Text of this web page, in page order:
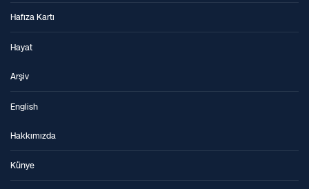
Hafıza Kartı
Hayat
Arşiv
English
Hakkımızda
Künye